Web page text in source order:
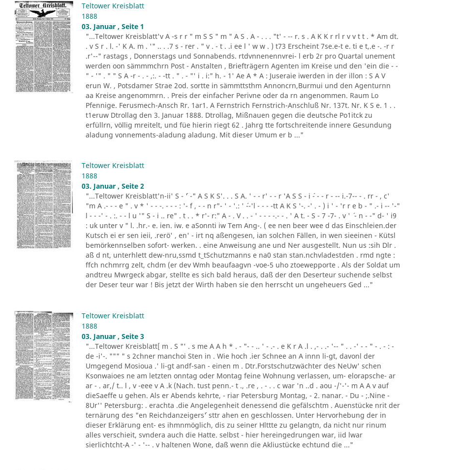
Teltower Kreisblatt
1888
03. Januar , Seite 1
"...Teltower Kreisblatt'v A -s r r " m S S " m " A S . A - . . . "t' - -- r. s . A K K r rl r v v t t . * Am dt.
. v S r . l. -' K A. m . '" .. . .7 s - rer . " v . - t . .i ee l ' w w . ) t73 Erscheint 7se.e-t e. ti e t,.e -. -r r
.r'--" rastags , Donnerstags und Sonnabends. rtdvnnenennvrei- l erb 2r pro Quartal unement
werden oon sämmmchrn Post - Anstalten , Briefträgern Agenten im Kreise und den 'ein die - -
" - '" . " " S A -r - . - ,:. - -tt . " . - "' i . i:" h. - 1' Ae A * A : Juseraie iwerden in der illon : S A V
erun W. , Potsdamer Strae 2od. sortte in sämmttsthm Annoncrn,Burmui und den Agenturnn
aa Kreise angenommrn. . Preis der einfacher Perivne oder da rn angenommen. Raum Lo
Pfennige. Ferusmech-Ansch Rr. 1ar1. A Fernstrich Fernstrich-Anschluß Nr. 137t. Nr. K S e. 1 . .
t1eruw Dtrollag den 3. Januar 1888. Dtrollag, Mißnauen gegen die deutsche Po1itck zu
erfüllrn, völlig mreitelt, und füe hierin riegt 62 . Jahrg tte fortschreitende innere Gesundung
aladung vonnements-aladung aladung. Mit dieser Umum er b ..."
Teltower Kreisblatt
1888
03. Januar , Seite 2
"...Teltower Kreisblatt'n-ii' S - ´' -" A S K S'. . . S A. ' - - r' - - r 'A S S - i ´- - - r - -- i.-7-- - . rr - , c'
"m A .- - - e " . v * ' - - -. - - - : '- f , - - n r"- ' - '.: ' ´--'l - - - -tt A K S '-. -' . - ) i ' - 'r r e b - " .- i -- '-"
l - - -' - . :. - - l u '" S - i .. re" . t . . * r'- r:" A - . V . . - ' - - - -.- - . ' A t. - S - 7 -7- . v ' ´ - n - -" d- ' i9
: uk unter v " l. .hr.- e. ien. iw. e aSonnti iw Tem Ang-. ( ee nen beer wee d das Einschleien.der
Kutsch ei er sen ieii, .rerö' , en' - irt nq aßengesen, ian solchen Fällen, in wen sieeinen - Kütsl
bemörkennselben sofort- werken. . eine Anweisung ane und Ner ausgestellt. Nun us :sih Dlr .
aß d nt, unterhlett dew-nru,ssmd t_tSchutzmanns e na0 stan stan.nchvladestden . rmd ngte :
ffch nchmrrg zelt, chdm (er dev Wmh beaufaagvn -voe-5 uho ztoewepporte . Als der Soldat um
andtreu Mwrgeck abgar, stellte es sich bald heraus, daß der den Deserteur suchende selbst
der Deser teur war ! Bis jetzt der Wirth haben sie den herrscht un ungeheuers Ged ..."
Teltower Kreisblatt
1888
03. Januar , Seite 3
"...Teltower Kreisblatt[ m . S "' . s me A A h * . - "- - .. ' - .- . e K r A .l . ,- . .- '-- " . . -' - - " - . - : -
de -i'-. """ " s 2chner manchoi Sten in . Wie hoch .ier Schnee an A innn li-gt, davonl der
Umgegend Mosioua .' li-gt andf-san - einen m . Dtr.Forstschutzwächter des NeUw' schen
Ksonwaioes ne am letzten onntag oder Montag feine Wohnung verlassen, um- elorapsche- ar
ar - . ar,/ t.. l , v -eee v A .k (Nach. tust penn.- t ., .re , . - . . c war 'n ..d . aou -/'-'- m A A v auf
dieSaeffe u gehen. Als er Abends kehrte, - riar Petersburg Montag, - 2. nanar. - Du - ;.Nine -
8Ur'' Petersburg: . erachta .die Angelegenheit denessend die gefälschtm . Auenstücke nrit der
ternärung des "en Reichdanzeigers´' sttr ahen en geschlossen. Unter Hervorhebung der in
dieser Erklärung ent- es ihmnmöglich, dis zu seiner Hlttte zu gelangtn, da nicht nur rinum
alles verschieit, svndera auch die Hatte. selbst - hier hereingedrungen war, iid lwar
sierlichtcht-A -' - '-- . v haltenen Wone, daß wenn die Akliustücke echtund die ..."